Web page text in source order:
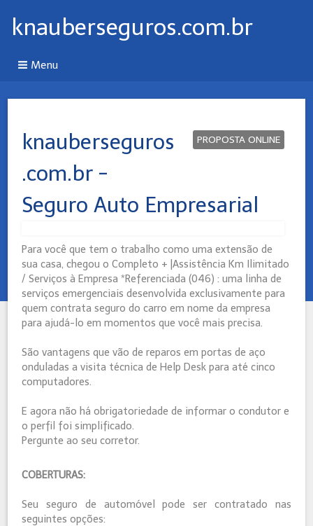
knauberseguros.com.br
Menu
PROPOSTA ONLINE
knauberseguros
.com.br -
Seguro Auto Empresarial
Para você que tem o trabalho como uma extensão de
sua casa, chegou o Completo + |Assistência Km Ilimitado
/ Serviços à Empresa *Referenciada (046) : uma linha de
serviços emergenciais desenvolvida exclusivamente para
quem contrata seguro do carro em nome da empresa
para ajudá-lo em momentos que você mais precisa.
São vantagens que vão de reparos em portas de aço
onduladas a visita técnica de Help Desk para até cinco
computadores.
E agora não há obrigatoriedade de informar o condutor e
o perfil foi simplificado.
Pergunte ao seu corretor.
COBERTURAS:
Seu seguro de automóvel pode ser contratado nas
seguintes opções: